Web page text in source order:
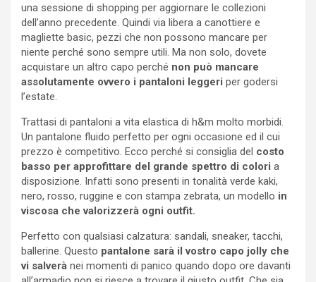
una sessione di shopping per aggiornare le collezioni
dell’anno precedente. Quindi via libera a canottiere e
magliette basic, pezzi che non possono mancare per
niente perché sono sempre utili. Ma non solo, dovete
acquistare un altro capo perché non può mancare
assolutamente ovvero i pantaloni leggeri per godersi
l’estate.
Trattasi di pantaloni a vita elastica di h&m molto morbidi.
Un pantalone fluido perfetto per ogni occasione ed il cui
prezzo è competitivo. Ecco perché si consiglia del costo
basso per approfittare del grande spettro di colori a
disposizione. Infatti sono presenti in tonalità verde kaki,
nero, rosso, ruggine e con stampa zebrata, un modello in
viscosa che valorizzerà ogni outfit.
Perfetto con qualsiasi calzatura: sandali, sneaker, tacchi,
ballerine. Questo pantalone sarà il vostro capo jolly che
vi salverà nei momenti di panico quando dopo ore davanti